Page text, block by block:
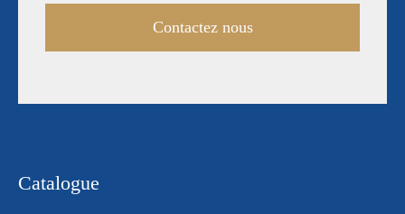
Contactez nous
Catalogue